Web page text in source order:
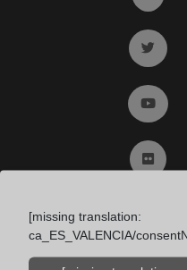
Ir a
Ir a
Ir a
[missing translation:
ca_ES_VALENCIA/